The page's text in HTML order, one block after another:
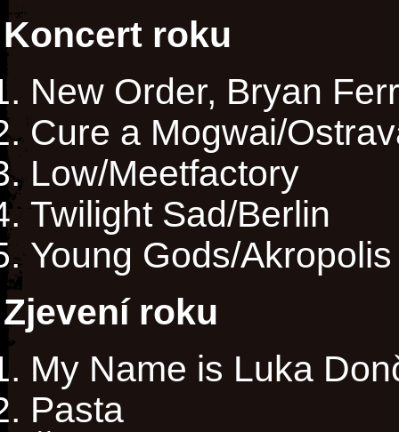
Koncert roku
New Order, Bryan
Cure a Mogwai/
Low/Meetfactory
Twilight Sad/Berlin
Young Gods/Akropolis
Zjevení roku
My Name is Luka
Pasta